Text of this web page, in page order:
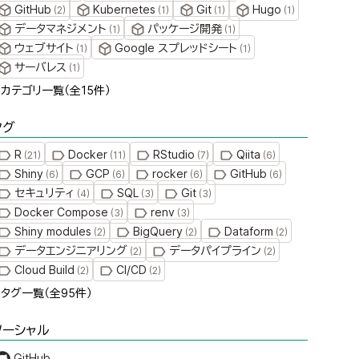
GitHub (2) Kubernetes (1) Git (1) Hugo (1)
データマネジメント (1) パッケージ開発 (1)
ウェブサイト (1) Google スプレッドシート (1)
サーバレス (1)
テゴリ一覧（全15件）
グ
R (21) Docker (11) RStudio (7) Qiita (6)
Shiny (6) GCP (6) rocker (6) GitHub (6)
セキュリティ (4) SQL (3) Git (3)
Docker Compose (3) renv (3)
Shiny modules (2) BigQuery (2) Dataform (2)
データエンジニアリング (2) データパイプライン (2)
Cloud Build (2) CI/CD (2)
グ一覧（全95件）
ーシャル